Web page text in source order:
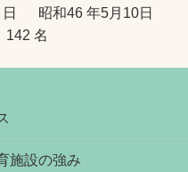
日 昭和46 年5月10日
名
施設の強み